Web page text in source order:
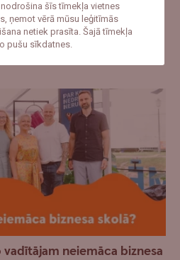
cik tas maksā un kad ir
vadītājam neiemāca biznesa
šīs tīmekļa vietnes
ņemot vērā mūsu leģitīmās
netiek prasīta. Šajā tīmekļa
pušu sīkdatnes.